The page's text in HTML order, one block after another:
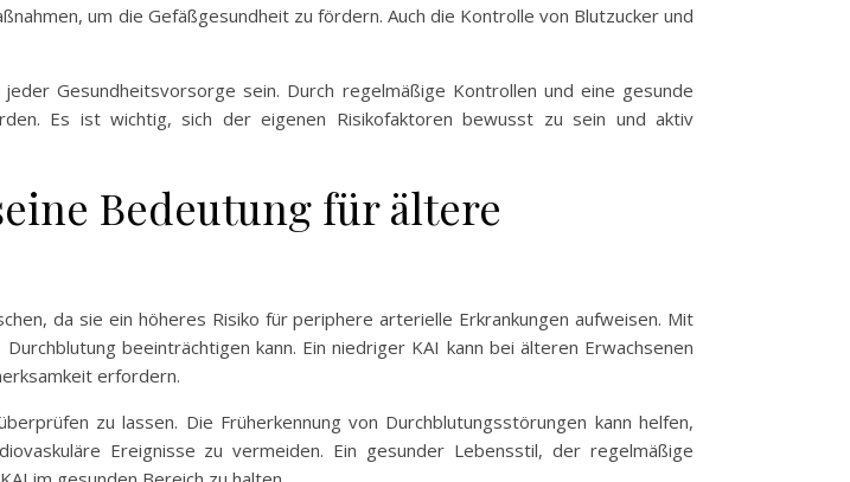
um die Gefäßgesundheit zu fördern. Auch die Kontrolle von Blutzucker und
Gesundheitsvorsorge sein. Durch regelmäßige Kontrollen und eine gesunde
Es ist wichtig, sich der eigenen Risikofaktoren bewusst zu sein und aktiv
Bedeutung für ältere
da sie ein höheres Risiko für periphere arterielle Erkrankungen aufweisen. Mit
beeinträchtigen kann. Ein niedriger KAI kann bei älteren Erwachsenen
erfordern.
zu lassen. Die Früherkennung von Durchblutungsstörungen kann helfen,
Ereignisse zu vermeiden. Ein gesunder Lebensstil, der regelmäßige